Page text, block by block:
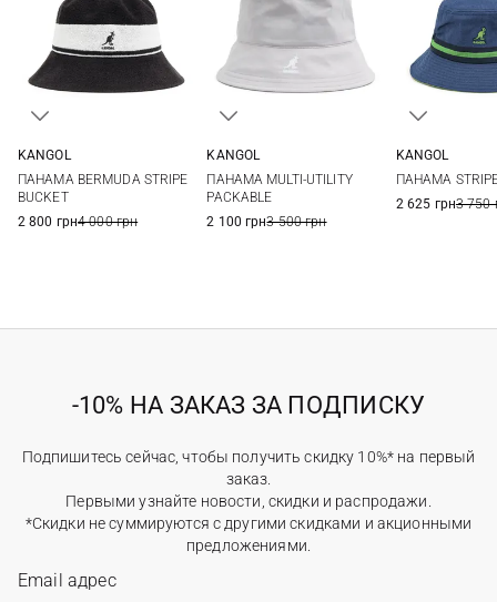
KANGOL
ПАНАМА BERMUDA STRIPE
BUCKET
2 800 грн4 000 грн
KANGOL
ПАНАМА MULTI-UTILITY
PACKABLE
2 100 грн3 500 грн
KANGOL
ПАНАМА
2 625 грн3 750
-10% НА ЗАКАЗ ЗА ПОДПИСКУ
Подпишитесь сейчас, чтобы получить скидку 10%* на первый
заказ.
Первыми узнайте новости, скидки и распродажи.
*Скидки не суммируются с другими скидками и акционными
предложениями.